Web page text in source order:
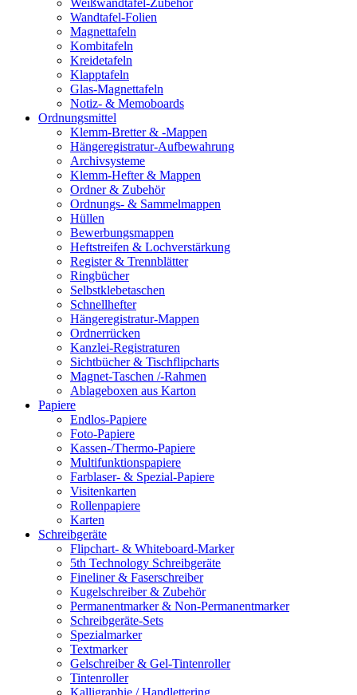
Weißwandtafel-Zubehör
Wandtafel-Folien
Magnettafeln
Kombitafeln
Kreidetafeln
Klapptafeln
Glas-Magnettafeln
Notiz- & Memoboards
Ordnungsmittel
Klemm-Bretter & -Mappen
Hängeregistratur-Aufbewahrung
Archivsysteme
Klemm-Hefter & Mappen
Ordner & Zubehör
Ordnungs- & Sammelmappen
Hüllen
Bewerbungsmappen
Heftstreifen & Lochverstärkung
Register & Trennblätter
Ringbücher
Selbstklebetaschen
Schnellhefter
Hängeregistratur-Mappen
Ordnerrücken
Kanzlei-Registraturen
Sichtbücher & Tischflipcharts
Magnet-Taschen /-Rahmen
Ablageboxen aus Karton
Papiere
Endlos-Papiere
Foto-Papiere
Kassen-/Thermo-Papiere
Multifunktionspapiere
Farblaser- & Spezial-Papiere
Visitenkarten
Rollenpapiere
Karten
Schreibgeräte
Flipchart- & Whiteboard-Marker
5th Technology Schreibgeräte
Fineliner & Faserschreiber
Kugelschreiber & Zubehör
Permanentmarker & Non-Permanentmarker
Schreibgeräte-Sets
Spezialmarker
Textmarker
Gelschreiber & Gel-Tintenroller
Tintenroller
Kalligraphie / Handlettering